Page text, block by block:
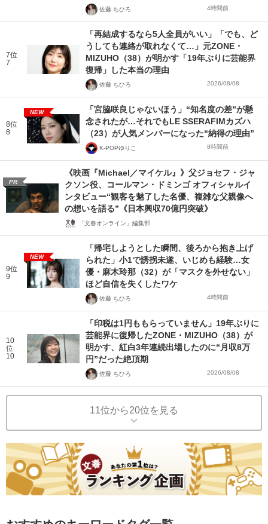
佐藤 ちひろ 4時間前
7位
7
「再結成するなら5人全員がいい」「でも、ど
うしても連絡が取れなくて…」元ZONE・
MIZUHO（38）が明かす「19年ぶりに芸能界
復帰」した本当の理由
佐藤 ちひろ 2026/08/08
8位
8
NEW
「宮脇咲良じゃないほう」“知名度の差”が懸
念されたが…それでもLE SSERAFIMカズハ
（23）が人気メンバーになった“納得の理由”
K-POPゆりこ 8時間前
PR
《映画『Michael／マイケル』》父ジョセフ・ジャ
クソン役、コールマン・ドミンゴ オフィシャルイ
ンタビュー“観客を魅了した名優、複雑な父親像へ
の想いを語る”《日本興収70億円突破》
「文春オンライン」編集部
9位
9
NEW
「帰宅しようとした瞬間、後ろから抱き上げ
られた」小1で誘拐未遂、いじめも経験…女
優・麻木玲那（32）が「マスクを外せない」
ほど自信を失くしたワケ
佐藤 ちひろ 4時間前
10
位
10
「印税は1円ももらっていません」19年ぶりに
芸能界に復帰したZONE・MIZUHO（38）が
明かす、紅白3年連続出場したのに“月収8万
円”だった絶頂期
佐藤 ちひろ 2026/08/08
11位から20位を見る